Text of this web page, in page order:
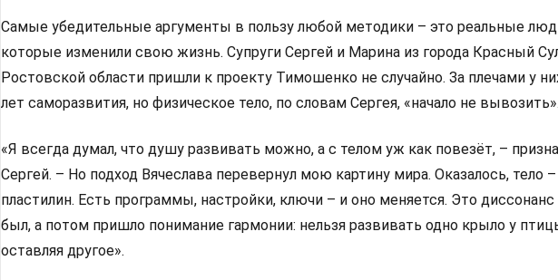
Самые убедительные аргументы в пользу любой методики – это реальные
которые изменили свою жизнь. Супруги Сергей и Марина из города Красный
Ростовской области пришли к проекту Тимошенко не случайно. За плечами у
лет саморазвития, но физическое тело, по словам Сергея, «начало не
«Я всегда думал, что душу развивать можно, а с телом уж как повезёт, –
Сергей. – Но подход Вячеслава перевернул мою картину мира. Оказалось, тело
пластилин. Есть программы, настройки, ключи – и оно меняется. Это диссонанс
был, а потом пришло понимание гармонии: нельзя развивать одно крыло у
оставляя другое».